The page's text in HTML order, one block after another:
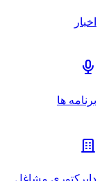
اخبار
برنامه ها
دایرکتوری مشاغل